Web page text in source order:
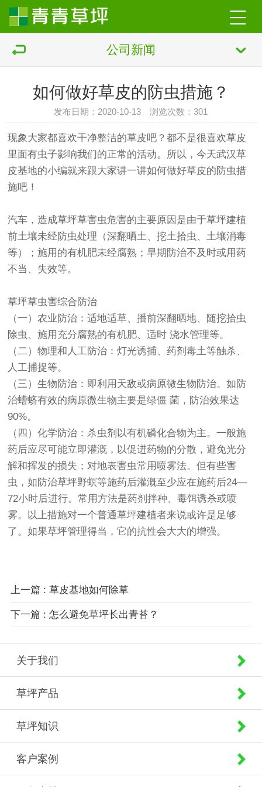
公司新闻
如何做好草皮的防虫措施？
发布日期：2020-10-13 浏览次数：301
现象大家都喜欢干净整洁的草皮吧？都不是很喜欢草皮
里面有虫子影响我们的正常的活动。所以，今天武汉草
皮基地的小编就来跟大家讲一讲如何做好草皮的防虫措
施吧！
汽车，造成草坪草害虫危害的主要原因是由于草坪建植
前土壤未经防虫处理（深翻晒土、挖土拾虫、土壤消毒
等）；施用的有机肥未经腐熟；早期防治不及时或用药
不当、失效等。
草坪草虫害综合防治
（一）农业防治：适地适草、播前深翻晒地、随挖拾虫
除虫、施用充分腐熟的有机肥、适时 浇水管理等。
（二）物理和人工防治：灯光诱捕、药剂毒土等触杀、
人工捕捉等。
（三）生物防治：即利用天敌或病原微生物防治。如防
治螬蛴有效的病原微生物主要是绿僵 菌，防治效果达
90%。
（四）化学防治：杀虫剂以有机磷化合物为主。一般施
药后应尽可能立即灌溉，以促进药物的分散，避免光分
解和挥发的损失；对地表害虫常用喷雾法。但有些害
虫，如防治草坪野螟等施药后灌溉至少应在施药后24—
72小时后进行。常用方法是药剂拌种、毒饵诱杀或喷
雾。以上措施对一个普通草坪建植者来说或许是足够
了。如果草坪管理得当，它的抗性会大大的增强。
上一篇 : 草皮基地如何除草
下一篇 : 怎么避免草坪长出青苔？
关于我们
草坪产品
草坪知识
客户案例